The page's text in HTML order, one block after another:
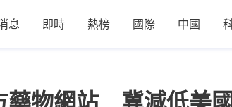
息 即時 熱榜 國際 中國